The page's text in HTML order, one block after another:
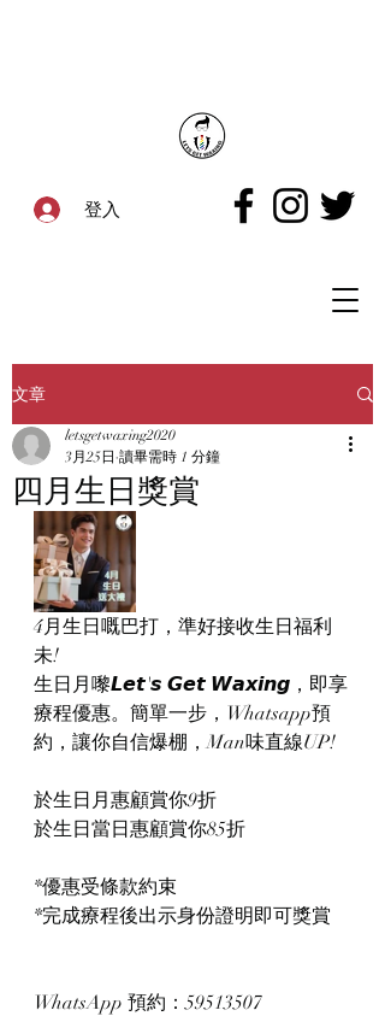
登入
文章
四月生日獎賞
letsgetwaxing2020
3月25日 讀畢需時 1 分鐘
4月生日嘅巴打，準好接收生日福利
未!
生日月嚟𝙇𝙚𝙩'𝙨 𝙂𝙚𝙩 𝙒𝙖𝙭𝙞𝙣𝙜，即享
療程優惠。簡單一步，Whatsapp預
約，讓你自信爆棚，Man味直線UP!
於生日月惠顧賞你9折
於生日當日惠顧賞你85折
*優惠受條款約束
*完成療程後出示身份證明即可獎賞
WhatsApp 預約：59513507